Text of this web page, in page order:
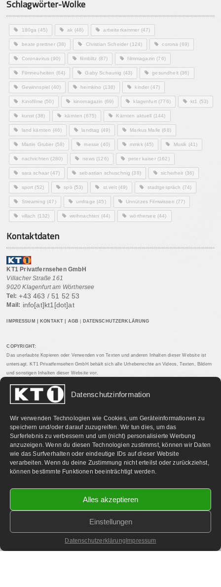
Datenschutzinformation
Wir verwenden Technologien wie Cookies, um Geräteinformationen zu
speichern und/oder darauf zuzugreifen. Wir tun dies, um das
Surferlebnis zu verbessern und um (nicht) personalisierte Werbung
anzuzeigen. Wenn du diesen Technologien zustimmst, können wir Daten
wie das Surfverhalten oder eindeutige IDs auf dieser Website
verarbeiten. Wenn du deine Zustimmung nicht erteilst oder zurückziehst,
können bestimmte Funktionen beeinträchtigt werden.
Alles akzeptieren
Einstellungen
Datenschutzerklärung Impressum
Schlagwörter-Wolke
180ga (45) ak (48) arbeiterkammer (47)
beate prettner(38) Christian Scheider (124) corona (69)
Coronavirus (90) filmblitz (87) filmmagazin (76)
Filmneuheiten (64) Gaby Schaunig (43) gesundheit(36)
Gewinnspiel (40) heimkino (138) kinder (47)
Kinofilme (50) kinomagazin (69) klagenfurt(776) kt1 (53)
kunst (38) kärnten (675) Kärnten aktuell (144)
land kärnten (46) landtag (49) Markus Malle (68)
Martin Gruber (58) messe (40) mmkk(45) Musik (41)
nachrichten (280) news(126) peter kaiser(162)
sara schaar (47) sebastian schuschnig (38) sicherheit (36)
sport (52) spö (53) st.veit(49) stadtgespräch (74)
Streaming (47) umfrage (45) Unnützes Filmwissen (77)
villach (132) weihnachten (44) wörthersee (44)
Kontaktdaten
KT1 Privatfernsehen GmbH
Villacher Straße 161
9020 Klagenfurt am Wörthersee
Tel: +43 463 / 51 52 53
Mail: info[at]kt1[dot]at
IMPRESSUM KONTAKT AGB DATENSCHUTZERKLÄRUNG
COPYRIGHT:
Das unerlaubte Kopieren oder Verwenden von Texten und anderen Inhalten dieser Website ist
untersagt. KT1 Privatfernsehen GmbH behält sich alle Urheberrechte an Videos, Texten, Bildern
und sonstigen Inhalten dieser Website vor.
PARTNERLINKS:
2026 KT1 Privatfernsehen - Alle Rechte vorbehalten.
Homepage & Webbetreuung DF-Media.at